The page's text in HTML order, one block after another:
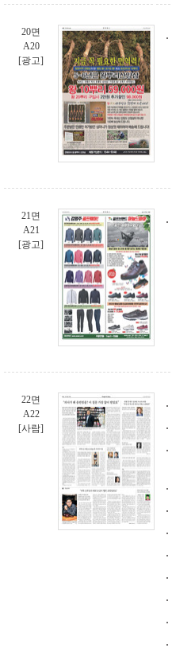
20면
A20
[광고]
21면
A21
[광고]
22면
A22
[사람]